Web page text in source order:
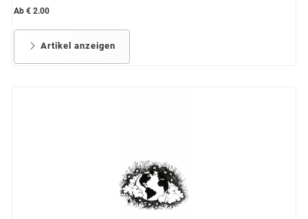
Ab € 2.00
Artikel anzeigen